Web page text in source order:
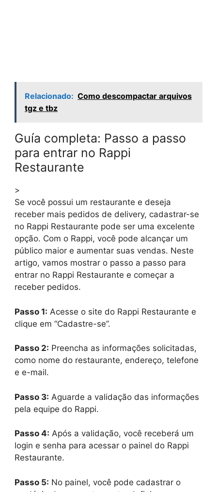
Relacionado: Como descompactar arquivos
tgz e tbz
Guía completa: Passo a passo
para entrar no Rappi
Restaurante
>
Se você possui um restaurante e deseja
receber mais pedidos de delivery, cadastrar-se
no Rappi Restaurante pode ser uma excelente
opção. Com o Rappi, você pode alcançar um
público maior e aumentar suas vendas. Neste
artigo, vamos mostrar o passo a passo para
entrar no Rappi Restaurante e começar a
receber pedidos.
Passo 1: Acesse o site do Rappi Restaurante e
clique em “Cadastre-se”.
Passo 2: Preencha as informações solicitadas,
como nome do restaurante, endereço, telefone
e e-mail.
Passo 3: Aguarde a validação das informações
pela equipe do Rappi.
Passo 4: Após a validação, você receberá um
login e senha para acessar o painel do Rappi
Restaurante.
Passo 5: No painel, você pode cadastrar o